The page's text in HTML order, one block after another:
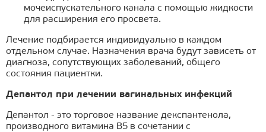
мочеиспускательного канала с помощью жидкости
для расширения его просвета.
Лечение подбирается индивидуально в каждом
отдельном случае. Назначения врача будут зависеть от
диагноза, сопутствующих заболеваний, общего
состояния пациентки.
Депантол при лечении вагинальных инфекций
Депантол - это торговое название декспантенола,
производного витамина B5 в сочетании с